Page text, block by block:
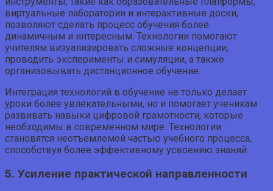
виртуальные лаборатории и интерактивные доски,
позволяют сделать процесс обучения более
динамичным и интересным. Технологии помогают
учителям визуализировать сложные концепции,
проводить эксперименты и симуляции, а также
организовывать дистанционное обучение.
Интеграция технологий в обучение не только делает
уроки более увлекательными, но и помогает ученикам
развивать навыки цифровой грамотности, которые
необходимы в современном мире. Технологии
становятся неотъемлемой частью учебного процесса,
способствуя более эффективному усвоению знаний.
5. Усиление практической направленности